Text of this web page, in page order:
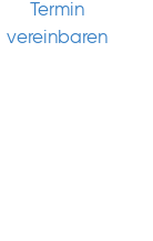
Termin
vereinbaren